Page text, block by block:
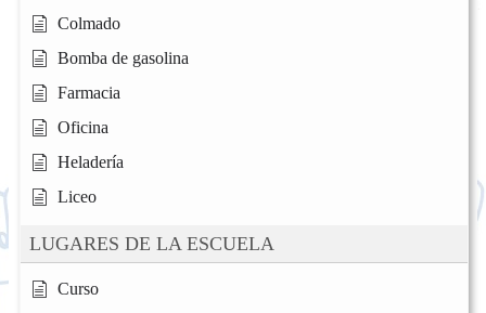
Colmado
Bomba de gasolina
Farmacia
Oficina
Heladería
Liceo
LUGARES DE LA ESCUELA
Curso